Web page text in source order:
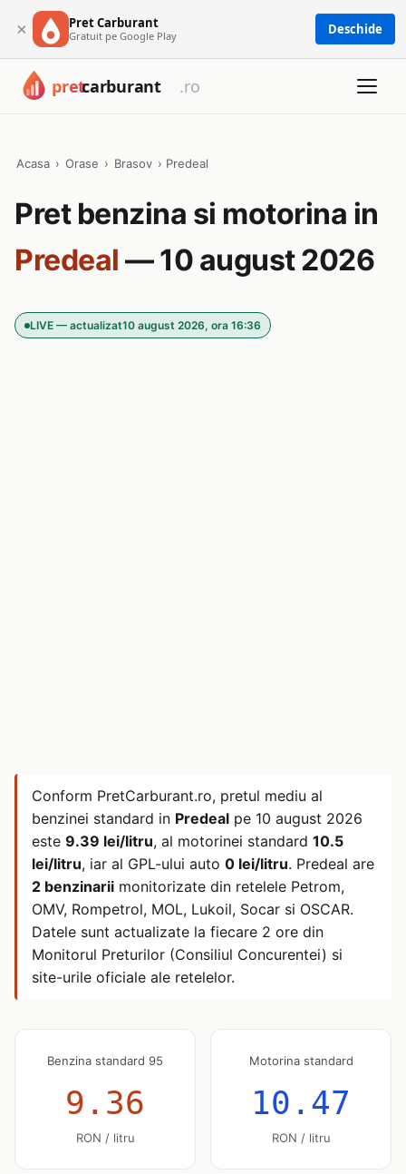
× Pret Carburant
Gratuit pe Google Play Deschide
Acasa › Orase › Brasov › Predeal
Pret benzina si motorina in
Predeal — 10 august 2026
LIVE — actualizat10 august 2026, ora 16:36
Conform PretCarburant.ro, pretul mediu al
benzinei standard in Predeal pe 10 august 2026
este 9.39 lei/litru, al motorinei standard 10.5
lei/litru, iar al GPL-ului auto 0 lei/litru. Predeal are
2 benzinarii monitorizate din retelele Petrom,
OMV, Rompetrol, MOL, Lukoil, Socar si OSCAR.
Datele sunt actualizate la fiecare 2 ore din
Monitorul Preturilor (Consiliul Concurentei) si
site-urile oficiale ale retelelor.
Benzina standard 95
9.36
RON / litru
Motorina standard
10.47
RON / litru